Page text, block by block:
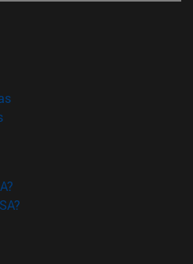
ventana)
(abre en nueva ventana)
(abre en nueva ventana)